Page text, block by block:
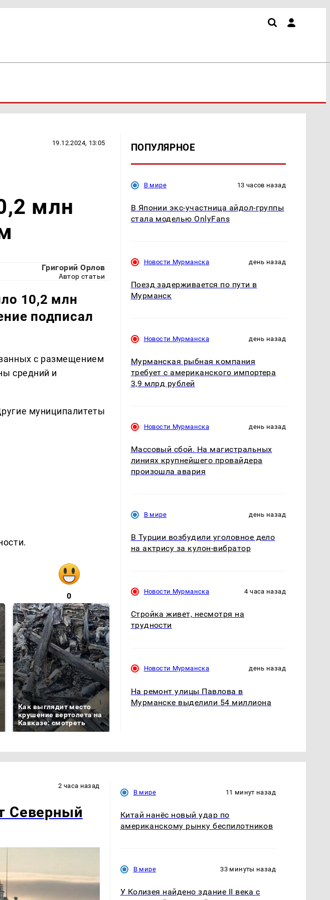
19.12.2024, 13:05
млн
Григорий Орлов
Автор статьи
10,2 млн
подписал
с размещением
средний и
муниципалитеты
0
Как выглядит место
крушение вертолета на
Кавказе: смотреть
На Урале из казны
Не ешьте эту
ПОПУЛЯРНОЕ
В мире 13 часов назад
В Японии экс-участница айдол-группы
стала моделью OnlyFans
Новости Мурманска день назад
Поезд задерживается по пути в
Мурманск
Новости Мурманска день назад
Мурманская рыбная компания
требует с американского импортера
3,9 млрд рублей
Новости Мурманска день назад
Массовый сбой. На магистральных
линиях крупнейшего провайдера
произошла авария
В мире день назад
В Турции возбудили уголовное дело
на актрису за кулон-вибратор
Новости Мурманска 4 часа назад
Стройка живет, несмотря на
трудности
Новости Мурманска день назад
На ремонт улицы Павлова в
Мурманске выделили 54 миллиона
2 часа назад
Северный
В мире 11 минут назад
Китай нанёс новый удар по
американскому рынку беспилотников
В мире 33 минуты назад
У Колизея найдено здание II века с